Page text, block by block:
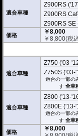
適合車種
Z900RS
Z900RS
Z900RS SE
価格
￥8,000
￥8,800(税
適合車種
Z750 ('03-
Z750S ('03-
適合の一部の
す全車
適合車種
Z800 ('13-
Z800E ('13-
適合の一部の
す全車
価格
￥8,000